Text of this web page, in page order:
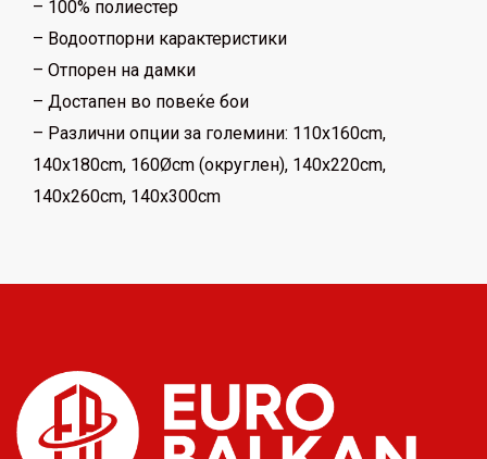
– 100% полиестер
– Водоотпорни карактеристики
– Отпорен на дамки
– Достапен во повеќе бои
– Различни опции за големини: 110x160cm,
140x180cm, 160Øcm (округлен), 140x220cm,
140x260cm, 140x300cm